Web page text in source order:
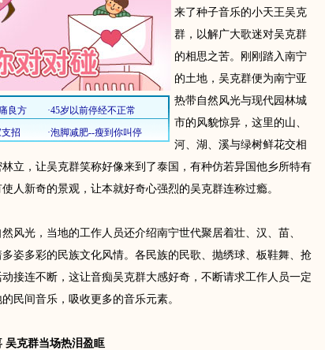
来了种子音乐的小天王吴克
群，以解广大歌迷对吴克群
的相思之苦。刚刚踏入南宁
的土地，吴克群便为南宁亚
热带自然风光与现代园林城
市的风貌惊异，这里的山、
河、湖、溪与绿树鲜花交相
立，让吴克群笑称好像来到了泰国，有种仿若异国他乡所特有
人新奇的景观，让本就好奇心强烈的吴克群连称过瘾。
光，当地的工作人员还介绍南宁世代聚居着壮、汉、苗、
姿多彩的民族文化风情。各民族的民歌、抛绣球、板鞋舞、抢
接连不断，这让音痴吴克群大感好奇，不断请求工作人员一定
民间音乐，吸收更多的音乐元素。
克群当场热泪盈眶